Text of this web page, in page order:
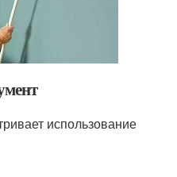
использование